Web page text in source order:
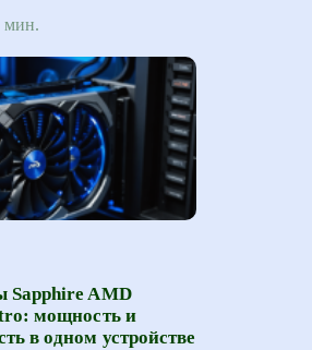
мин.
Sapphire AMD
мощность и
в одном устройстве